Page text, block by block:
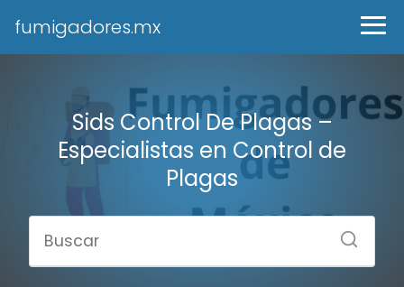
fumigadores.mx
Sids Control De Plagas –
Especialistas en Control de
Plagas